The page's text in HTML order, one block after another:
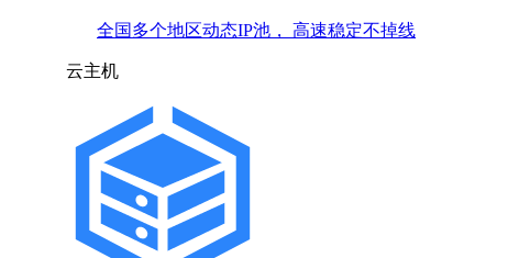
全国多个地区动态IP池， 高速稳定不掉线
云主机